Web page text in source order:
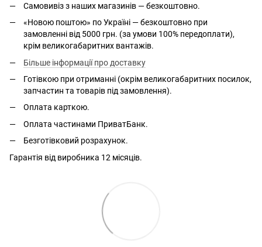
Самовивіз з наших магазинів — безкоштовно.
«Новою поштою» по Україні — безкоштовно при
замовленні від 5000 грн. (за умови 100% передоплати),
крім великогабаритних вантажів.
Більше інформації про доставку
Готівкою при отриманні (окрім великогабаритних посилок,
запчастин та товарів під замовлення).
Оплата карткою.
Оплата частинами ПриватБанк.
Безготівковий розрахунок.
Гарантія від виробника 12 місяців.